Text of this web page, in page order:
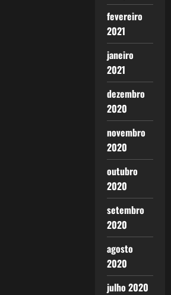
fevereiro
2021
janeiro
2021
dezembro
2020
novembro
2020
outubro
2020
setembro
2020
agosto
2020
julho 2020